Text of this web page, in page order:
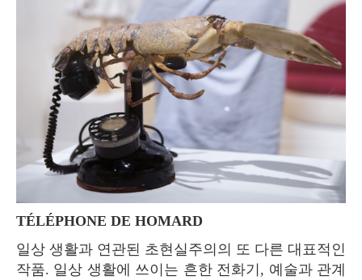
TÉLÉPHONE DE HOMARD
일상 생활과 연관된 초현실주의의 또 다른 대표적인
작품. 일상 생활에 쓰이는 흔한 전화기, 예술과 관계